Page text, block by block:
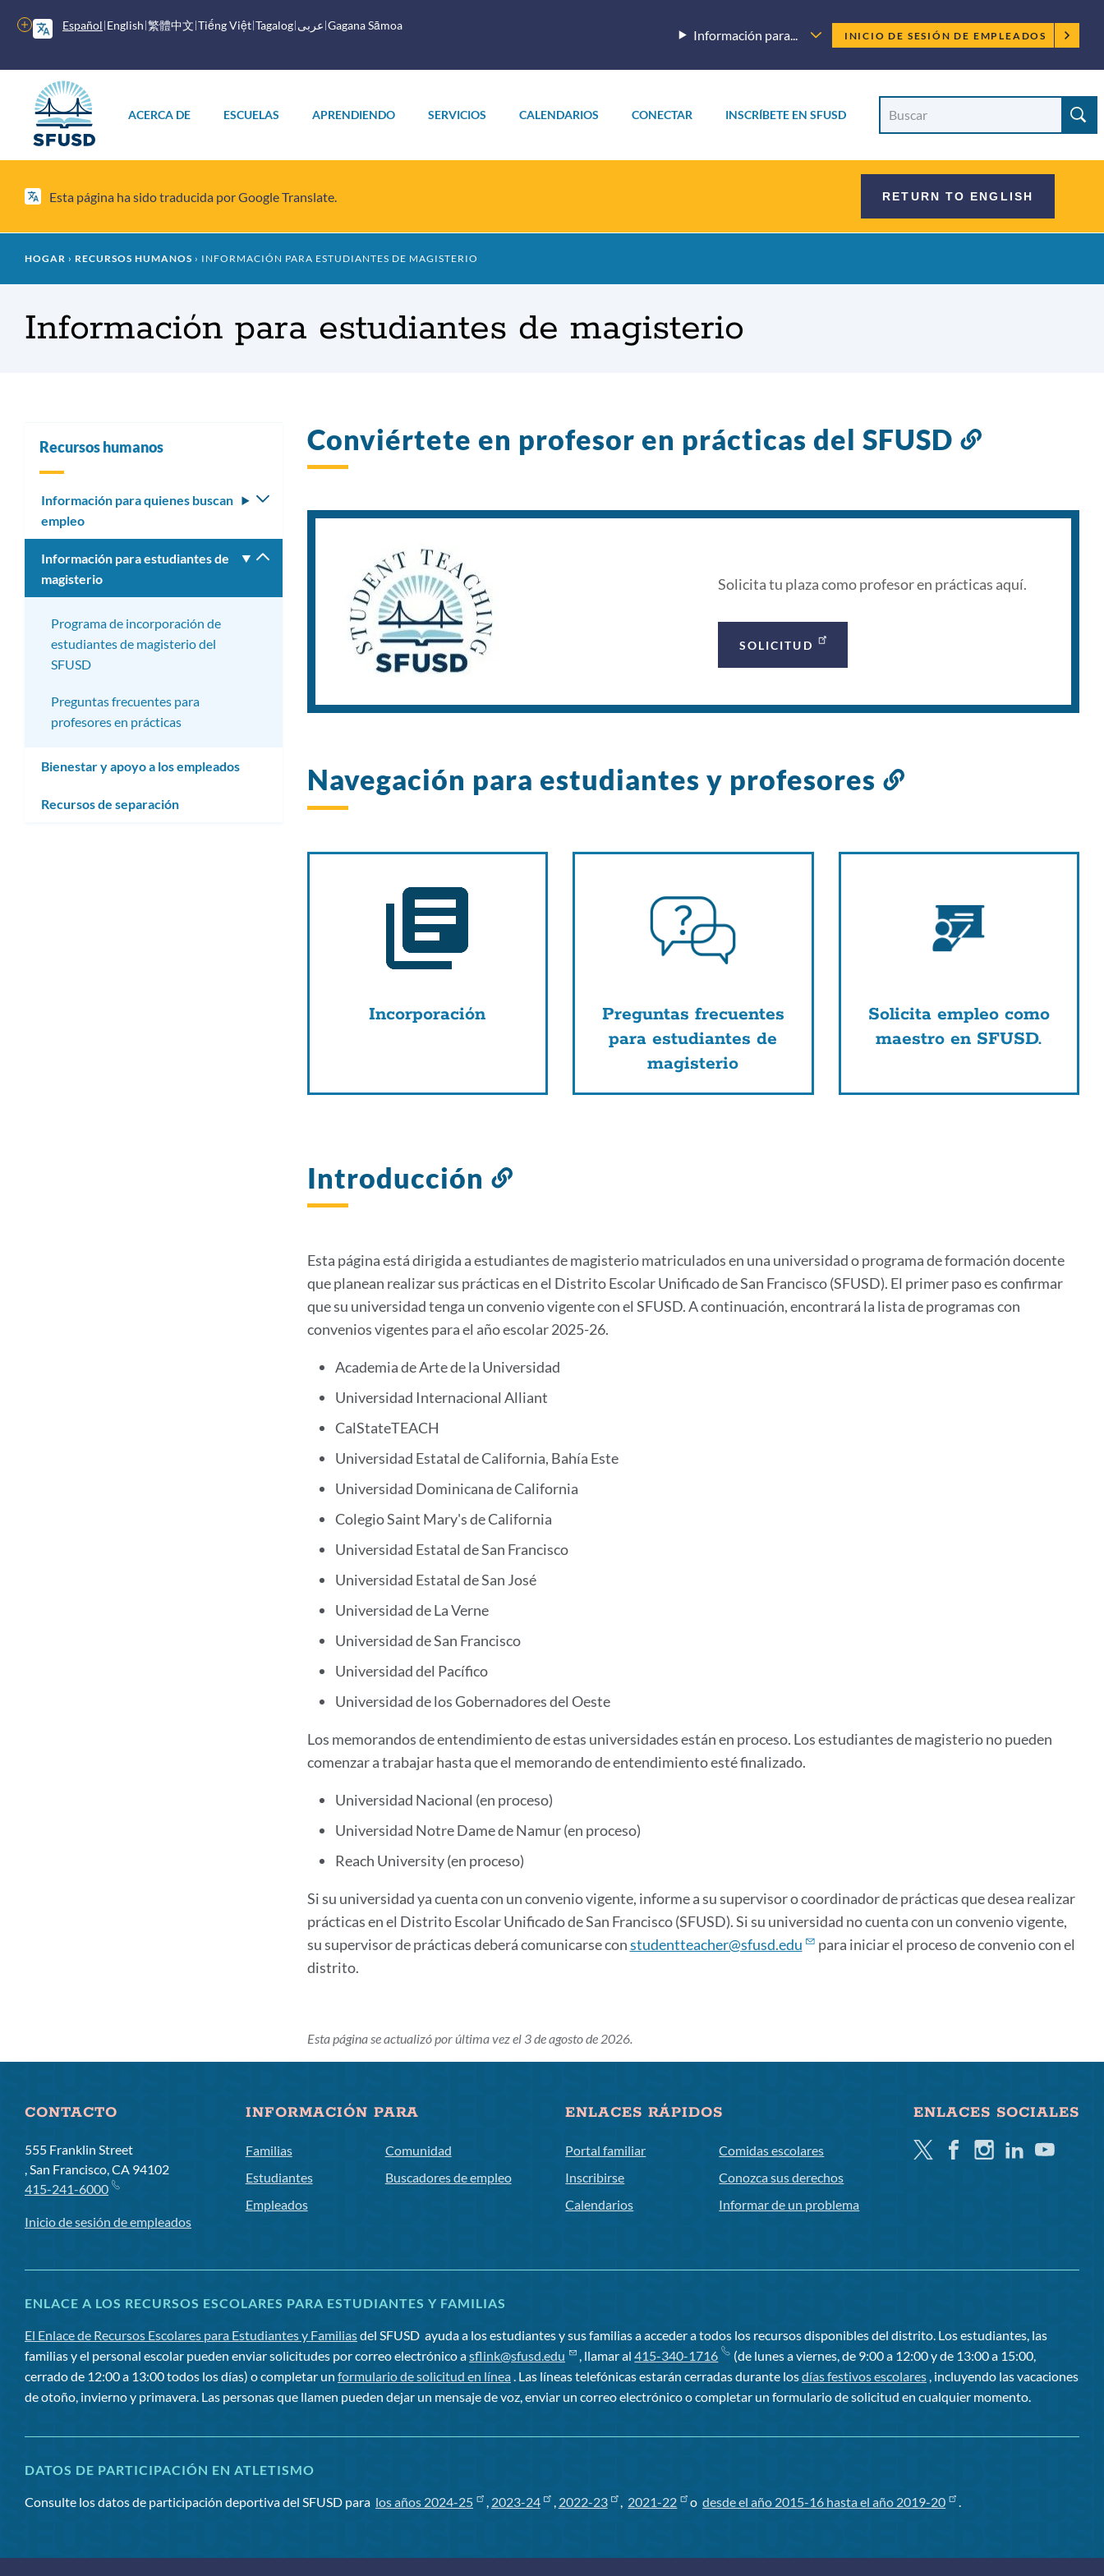
contenido
Español English 繁體中文 Tiếng Việt Tagalog عربى Gagana Sāmoa
Más
opciones
Información para...
Menú
para
empleados
INICIO DE SESIÓN DE EMPLEADOS
principal
ACERCA DE ESCUELAS APRENDIENDO SERVICIOS CALENDARIOS CONECTAR INSCRÍBETE EN SFUSD
Búsqueda
el
sitio
en
el
Esta página ha sido traducida por Google Translate. RETURN TO ENGLISH
Migaja
pan
HOGAR RECURSOS HUMANOS INFORMACIÓN PARA ESTUDIANTES DE MAGISTERIO
Información para estudiantes de magisterio
Conviértete en profesor en prácticas del SFUSD
Enlace
sección
Solicita tu plaza como profesor en prácticas aquí.
SOLICITUD
Navegación para estudiantes y profesores
Enlace
sección
Incorporación
Preguntas frecuentes
para estudiantes de
magisterio
Solicita empleo como
maestro en SFUSD.
Introducción
Enlace
sección
Esta página está dirigida a estudiantes de magisterio matriculados en una universidad o programa de formación docente
que planean realizar sus prácticas en el Distrito Escolar Unificado de San Francisco (SFUSD). El primer paso es confirmar
que su universidad tenga un convenio vigente con el SFUSD. A continuación, encontrará la lista de programas con
convenios vigentes para el año escolar 2025-26.
Academia de Arte de la Universidad
Universidad Internacional Alliant
CalStateTEACH
Universidad Estatal de California, Bahía Este
Universidad Dominicana de California
Colegio Saint Mary's de California
Universidad Estatal de San Francisco
Universidad Estatal de San José
Universidad de La Verne
Universidad de San Francisco
Universidad del Pacífico
Universidad de los Gobernadores del Oeste
Los memorandos de entendimiento de estas universidades están en proceso. Los estudiantes de magisterio no pueden
comenzar a trabajar hasta que el memorando de entendimiento esté finalizado.
Universidad Nacional (en proceso)
Universidad Notre Dame de Namur (en proceso)
Reach University (en proceso)
Si su universidad ya cuenta con un convenio vigente, informe a su supervisor o coordinador de prácticas que desea realizar
prácticas en el Distrito Escolar Unificado de San Francisco (SFUSD). Si su universidad no cuenta con un convenio vigente,
su supervisor de prácticas deberá comunicarse constudentteacher@sfusd.edu
para iniciar el proceso de convenio con el
distrito.
Esta página se actualizó por última vez el 3 de agosto de 2026.
Recursos humanos
Información para quienes buscan
empleo
Alternar
submenú
Información para estudiantes de
magisterio
Alternar
Programa de incorporación de
estudiantes de magisterio del
SFUSD
Preguntas frecuentes para
profesores en prácticas
Bienestar y apoyo a los empleados
Recursos de separación
CONTACTO
555 Franklin Street
, San Francisco, CA 94102
415-241-6000
Inicio de sesión de empleados
INFORMACIÓN PARA
Familias
Estudiantes
Empleados
Comunidad
Buscadores de empleo
ENLACES RÁPIDOS
Portal familiar
Inscribirse
Calendarios
Comidas escolares
Conozca sus derechos
Informar de un problema
ENLACES SOCIALES
GorjeoFacebookInstagramLinkedInYouTube
ENLACE A LOS RECURSOS ESCOLARES PARA ESTUDIANTES Y FAMILIAS
El Enlace de Recursos Escolares para Estudiantes y Familiasdel SFUSD ayuda a los estudiantes y sus familias a acceder a todos los recursos disponibles del distrito. Los estudiantes, las
familias y el personal escolar pueden enviar solicitudes por correo electrónico asflink@sfusd.edu , llamar al415-340-1716
(de lunes a viernes, de 9:00 a 12:00 y de 13:00 a 15:00,
cerrado de 12:00 a 13:00 todos los días) o completar un formulario de solicitud en línea. Las líneas telefónicas estarán cerradas durante losdías festivos escolares , incluyendo las vacaciones
de otoño, invierno y primavera. Las personas que llamen pueden dejar un mensaje de voz, enviar un correo electrónico o completar un formulario de solicitud en cualquier momento.
DATOS DE PARTICIPACIÓN EN ATLETISMO
Consulte los datos de participación deportiva del SFUSD para los años 2024-25 , 2023-24 , 2022-23 , 2021-22 odesde el año 2015-16 hasta el año 2019-20 .